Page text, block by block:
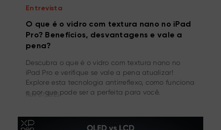
Entrevista
O que é o vidro com textura nano no iPad
Pro? Benefícios, desvantagens e vale a
pena?
Descubra o que é o vidro com textura nano no
iPad Pro e verifique se vale a pena atualizar!
Explore esta tecnologia antirreflexo, como funciona
e por que pode ser a perfeita para você.
Nov 07,2025